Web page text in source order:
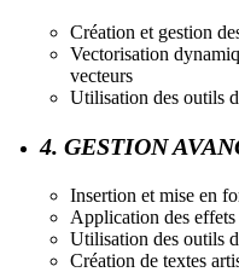
Création et gestion
Vectorisation
vecteurs
Utilisation des outils
4. GESTION
Insertion et mise en
Application des
Utilisation des outils
Création de textes